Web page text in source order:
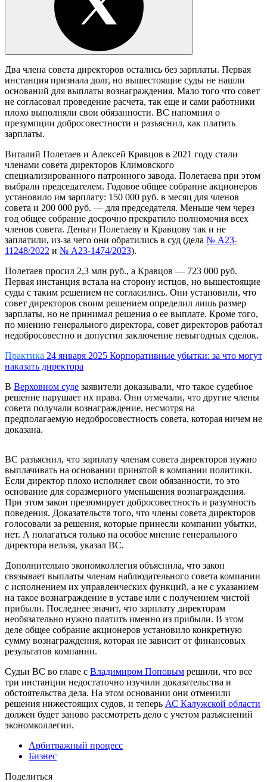
Два члена совета директоров остались без зарплаты. Первая
инстанция признала долг, но вышестоящие суды не нашли
оснований для выплаты вознаграждения. Мало того что совет
не согласовал проведение расчета, так еще и сами работники
плохо выполняли свои обязанности. ВС напомнил о
презумпции добросовестности и разъяснил, как платить
зарплаты.
Виталий Полетаев и Алексей Кравцов в 2021 году стали
членами совета директоров Климовского
специализированного патронного завода. Полетаева при этом
выбрали председателем. Годовое общее собрание акционеров
установило им зарплату: 150 000 руб. в месяц для членов
совета и 200 000 руб. — для председателя. Меньше чем через
год общее собрание досрочно прекратило полномочия всех
членов совета. Деньги Полетаеву и Кравцову так и не
заплатили, из-за чего они обратились в суд (дела № А23-
11248/2022 и № А23-1474/2023).
Полетаев просил 2,3 млн руб., а Кравцов — 723 000 руб.
Первая инстанция встала на сторону истцов, но вышестоящие
суды с таким решением не согласились. Они установили, что
совет директоров своим решением определил лишь размер
зарплаты, но не принимал решения о ее выплате. Кроме того,
по мнению генерального директора, совет директоров работал
недобросовестно и допустил заключение невыгодных сделок.
Практика 24 января 2025 Корпоративные убытки: за что могут
наказать директора
В Верховном суде заявители доказывали, что такое судебное
решение нарушает их права. Они отмечали, что другие члены
совета получали вознаграждение, несмотря на
предполагаемую недобросовестность совета, которая ничем не
доказана.
ВС разъяснил, что зарплату членам совета директоров нужно
выплачивать на основании принятой в компании политики.
Если директор плохо исполняет свои обязанности, то это
основание для соразмерного уменьшения вознаграждения.
При этом закон презюмирует добросовестность и разумность
поведения. Доказательств того, что члены совета директоров
голосовали за решения, которые принесли компании убытки,
нет. А полагаться только на особое мнение генерального
директора нельзя, указал ВС.
Дополнительно экономколлегия объяснила, что закон
связывает выплаты членам наблюдательного совета компании
с исполнением их управленческих функций, а не с указанием
на такое вознаграждение в уставе или с получением чистой
прибыли. Последнее значит, что зарплату директорам
необязательно нужно платить именно из прибыли. В этом
деле общее собрание акционеров установило конкретную
сумму вознаграждения, которая не зависит от финансовых
результатов компании.
Судьи ВС во главе с Владимиром Поповым решили, что все
три инстанции недостаточно изучили доказательства и
обстоятельства дела. На этом основании они отменили
решения нижестоящих судов, и теперь АС Калужской области
должен будет заново рассмотреть дело с учетом разъяснений
экономколлегии.
Арбитражный процесс
Бизнес
Поделиться